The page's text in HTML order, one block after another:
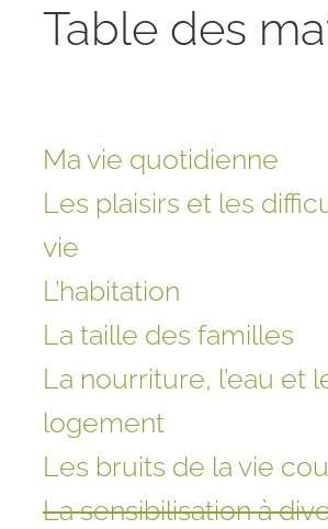
Table des
Ma vie quotidienne
Les plaisirs et les
vie
L’habitation
La taille des familles
La nourriture, l’eau et
logement
Les bruits de la vie
La sensibilisation à